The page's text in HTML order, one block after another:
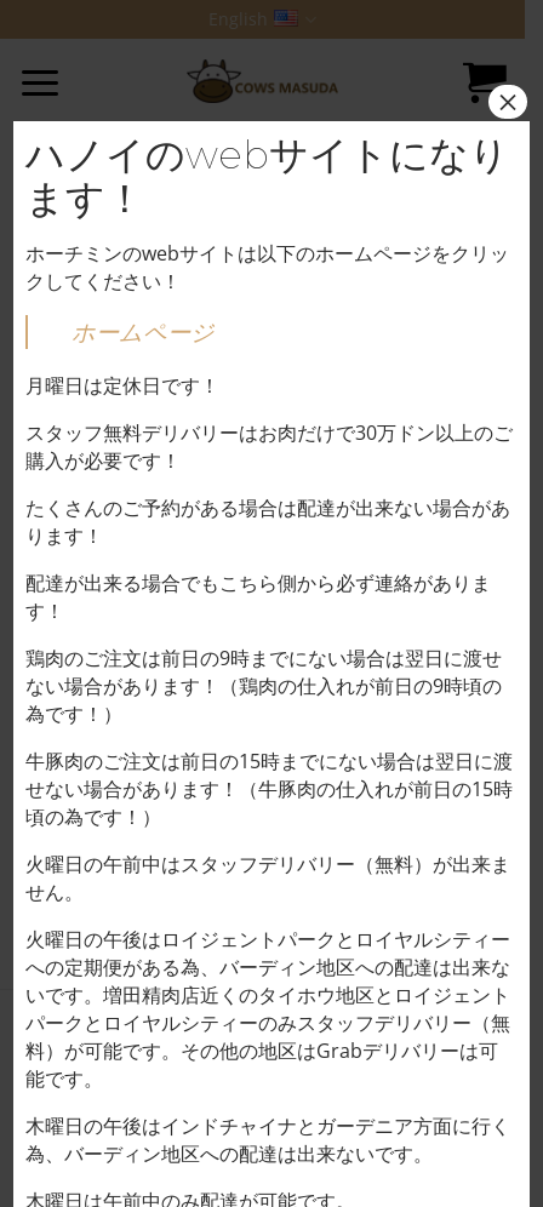
to
content
English
Vetterに掲載して頂きました！
ホーチミンに2号店が出来ました！
改善点、問題点、良いアイデアがあれば教えてく
ださい。
増田精肉店のXを始めました！
フレンチレストランに卸をしています！
IZUMI MARTさんに卸をしています！
Vietnam cows Masuda
Nothing Found
It seems we can’t find what you’re looking for.
Perhaps searching can help.
CÔNG TY TNHH JPVN6S
Giấy chứng nhận đăng ký kinh doanh số
0110589099 do Sở Tài chính Thành phố Hà Nội cấp
lần đầu ngày 03 tháng 01 năm 2024
Địa chỉ: Hanoi City, 28 Đ. Tô Ngọc Vân, Tây Hồ, Hà Nội
ハノイのwebサイトになり
ます！
ホーチミンのwebサイトは以下のホームページをクリッ
クしてください！
ホームページ
月曜日は定休日です！
スタッフ無料デリバリーはお肉だけで30万ドン以上のご
購入が必要です！
たくさんのご予約がある場合は配達が出来ない場合があ
ります！
配達が出来る場合でもこちら側から必ず連絡がありま
す！
鶏肉のご注文は前日の9時までにない場合は翌日に渡せ
ない場合があります！（鶏肉の仕入れが前日の9時頃の
為です！）
牛豚肉のご注文は前日の15時までにない場合は翌日に渡
せない場合があります！（牛豚肉の仕入れが前日の15時
頃の為です！）
火曜日の午前中はスタッフデリバリー（無料）が出来ま
せん。
火曜日の午後はロイジェントパークとロイヤルシティー
への定期便がある為、バーディン地区への配達は出来な
いです。増田精肉店近くのタイホウ地区とロイジェント
パークとロイヤルシティーのみスタッフデリバリー（無
料）が可能です。その他の地区はGrabデリバリーは可
能です。
木曜日の午後はインドチャイナとガーデニア方面に行く
為、バーディン地区への配達は出来ないです。
木曜日は午前中のみ配達が可能です。
×